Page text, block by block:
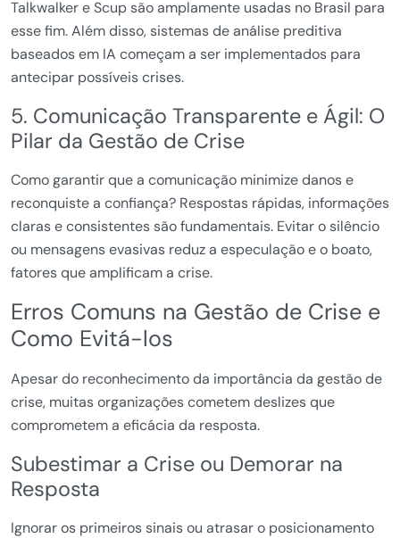
Talkwalker e Scup são amplamente usadas no Brasil para
esse fim. Além disso, sistemas de análise preditiva
baseados em IA começam a ser implementados para
antecipar possíveis crises.
5. Comunicação Transparente e Ágil: O
Pilar da Gestão de Crise
Como garantir que a comunicação minimize danos e
reconquiste a confiança? Respostas rápidas, informações
claras e consistentes são fundamentais. Evitar o silêncio
ou mensagens evasivas reduz a especulação e o boato,
fatores que amplificam a crise.
Erros Comuns na Gestão de Crise e
Como Evitá-los
Apesar do reconhecimento da importância da gestão de
crise, muitas organizações cometem deslizes que
comprometem a eficácia da resposta.
Subestimar a Crise ou Demorar na
Resposta
Ignorar os primeiros sinais ou atrasar o posicionamento